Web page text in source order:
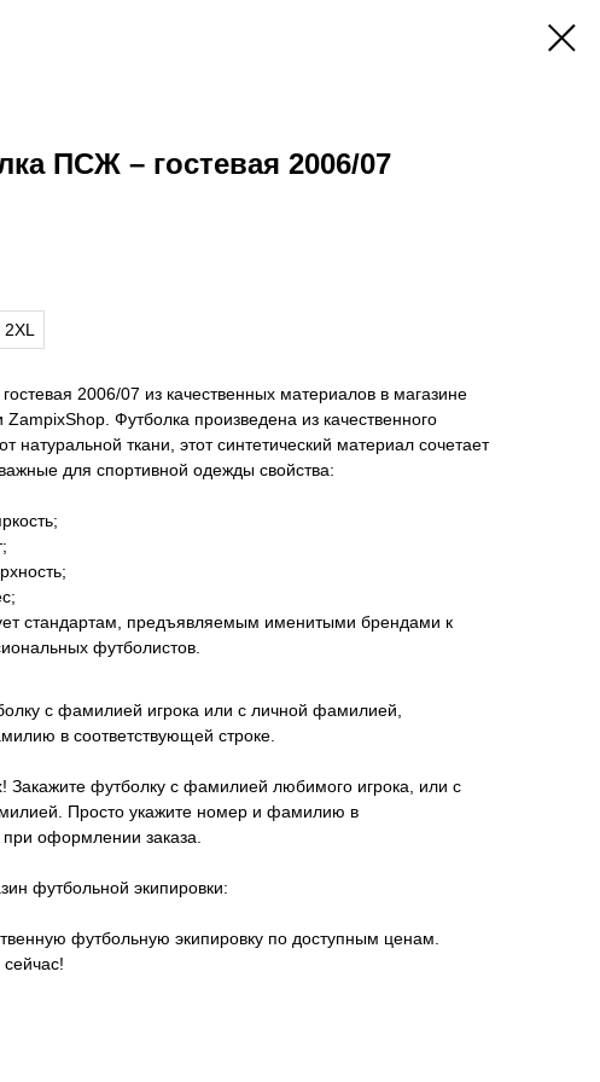
ПСЖ – гостевая 2006/07
2XL
2006/07 из качественных материалов в магазине
Футболка произведена из качественного
натуральной ткани, этот синтетический материал сочетает
для спортивной одежды свойства:
стандартам, предъявляемым именитыми брендами к
футболистов.
с фамилией игрока или с личной фамилией,
в соответствующей строке.
Закажите футболку с фамилией любимого игрока, или с
Просто укажите номер и фамилию в
оформлении заказа.
футбольной экипировки:
футбольную экипировку по доступным ценам.